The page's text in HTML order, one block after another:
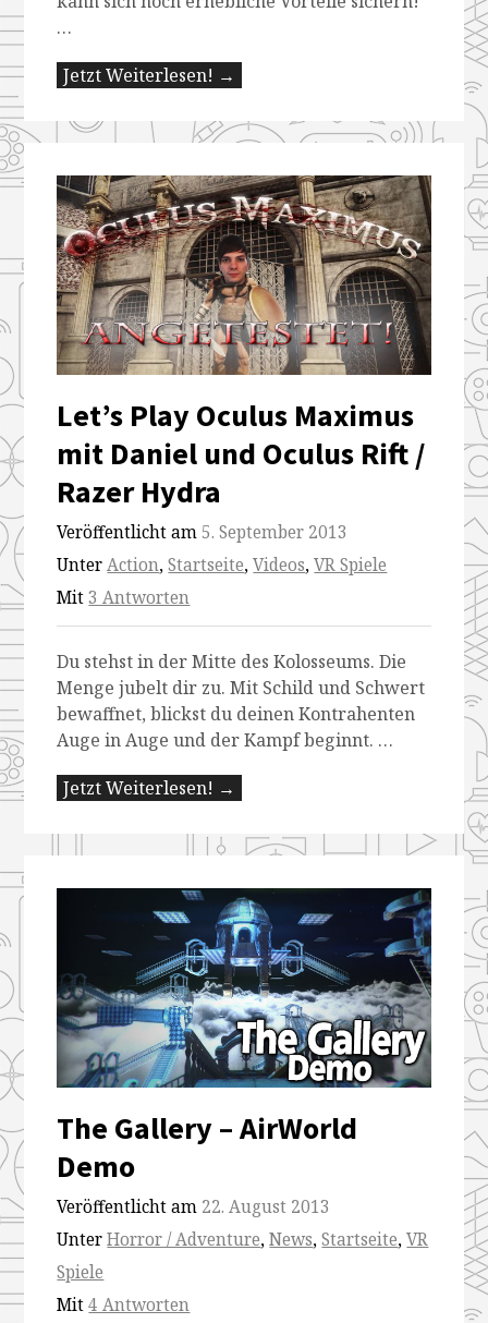
…
Jetzt Weiterlesen! →
Let’s Play Oculus Maximus
mit Daniel und Oculus Rift /
Razer Hydra
Veröffentlicht am5. September 2013
UnterAction,Startseite,Videos,VR Spiele
Mit3 Antworten
Du stehst in der Mitte des Kolosseums. Die
Menge jubelt dir zu. Mit Schild und Schwert
bewaffnet, blickst du deinen Kontrahenten
Auge in Auge und der Kampf beginnt. …
Jetzt Weiterlesen! →
The Gallery – AirWorld
Demo
Veröffentlicht am 22. August 2013
UnterHorror / Adventure,News,Startseite,VR
Spiele
Mit4 Antworten